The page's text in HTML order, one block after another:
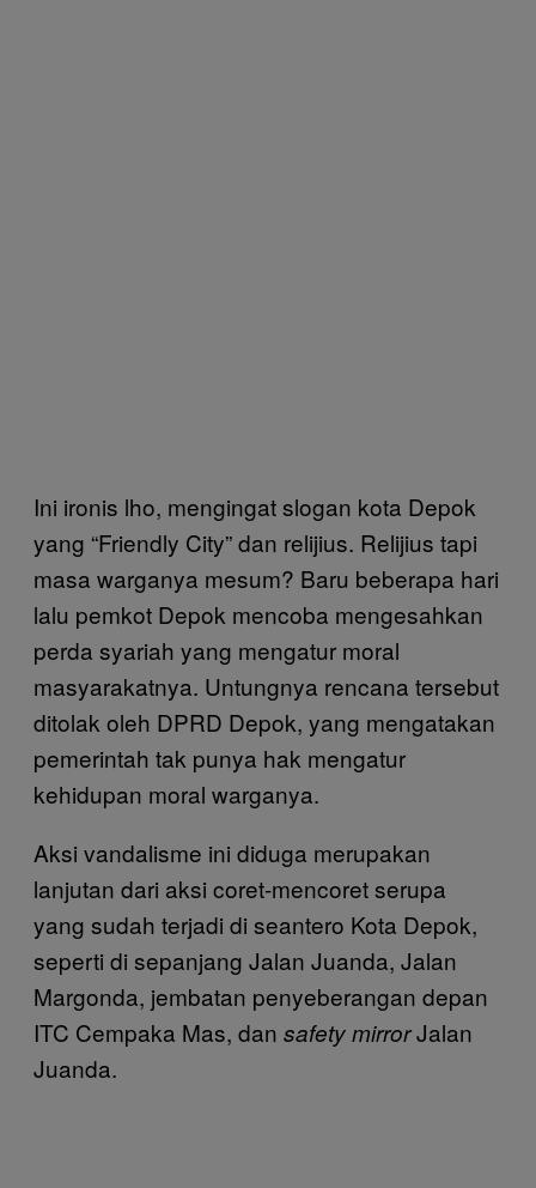
Ini ironis lho, mengingat slogan kota Depok
yang “Friendly City” dan relijius. Relijius tapi
masa warganya mesum? Baru beberapa hari
lalu pemkot Depok mencoba mengesahkan
perda syariah yang mengatur moral
masyarakatnya. Untungnya rencana tersebut
ditolak oleh DPRD Depok, yang mengatakan
pemerintah tak punya hak mengatur
kehidupan moral warganya.
Aksi vandalisme ini diduga merupakan
lanjutan dari aksi coret-mencoret serupa
yang sudah terjadi di seantero Kota Depok,
seperti di sepanjang Jalan Juanda, Jalan
Margonda, jembatan penyeberangan depan
ITC Cempaka Mas, dan safety mirrorJalan
Juanda.